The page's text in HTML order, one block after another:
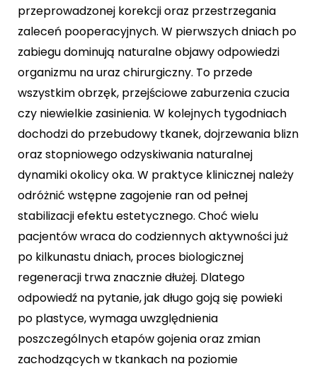
przeprowadzonej korekcji oraz przestrzegania
zaleceń pooperacyjnych. W pierwszych dniach po
zabiegu dominują naturalne objawy odpowiedzi
organizmu na uraz chirurgiczny. To przede
wszystkim obrzęk, przejściowe zaburzenia czucia
czy niewielkie zasinienia. W kolejnych tygodniach
dochodzi do przebudowy tkanek, dojrzewania blizn
oraz stopniowego odzyskiwania naturalnej
dynamiki okolicy oka. W praktyce klinicznej należy
odróżnić wstępne zagojenie ran od pełnej
stabilizacji efektu estetycznego. Choć wielu
pacjentów wraca do codziennych aktywności już
po kilkunastu dniach, proces biologicznej
regeneracji trwa znacznie dłużej. Dlatego
odpowiedź na pytanie, jak długo goją się powieki
po plastyce, wymaga uwzględnienia
poszczególnych etapów gojenia oraz zmian
zachodzących w tkankach na poziomie